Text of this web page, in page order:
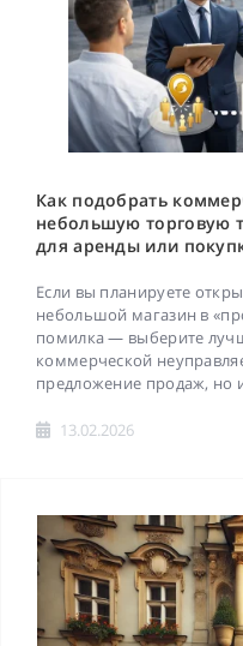
Как подобрать
небольшую торговую
для аренды или
Если вы планируете
небольшой магазин в
помилка — выберите
коммерческой
предложение продаж, но
13.02.2026